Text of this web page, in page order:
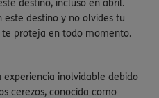
destino, incluso en abril.
este destino y no olvides tu
te proteja en todo momento.
inolvidable debido
cerezos, conocida como